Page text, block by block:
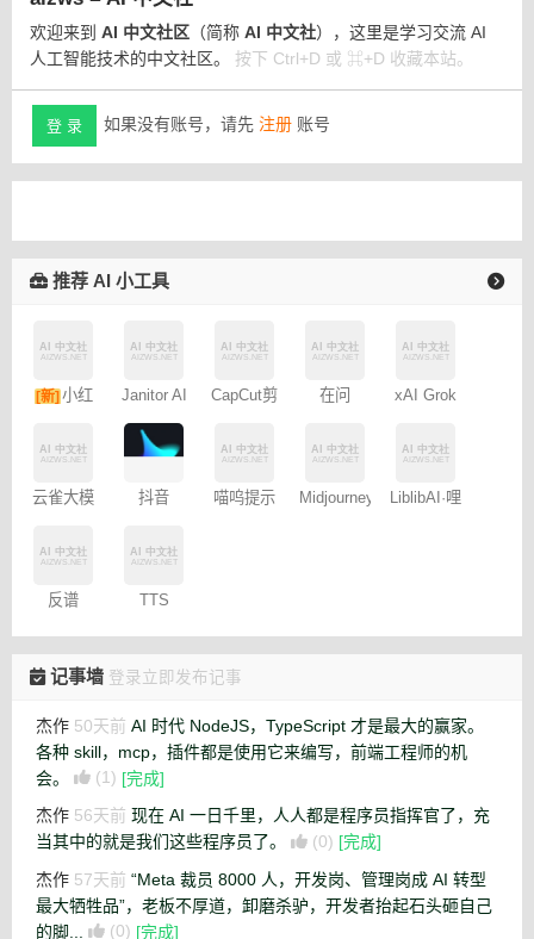
欢迎来到 AI 中文社区 （简称 AI 中文社），这里是学习交流 AI
人工智能技术的中文社区。 按下 Ctrl+D 或 ⌘+D 收藏本站。
登 录 如果没有账号，请先 注册 账号
推荐 AI 小工具
[新] 小红
记
角色扮演
聊天
CapCut剪
在问 xAI Grok
云雀大模
抖音
– 免费
喵呜提示
提示词
LiblibAI·哩
反谱
TTS
记事墙 登录立即发布记事
杰作 50天前 AI 时代 NodeJS，TypeScript 才是最大的赢家。
各种 skill，mcp，插件都是使用它来编写，前端工程师的机
会。
(1) [完成]
杰作 56天前 现在 AI 一日千里，人人都是程序员指挥官了，充
当其中的就是我们这些程序员了。
(0) [完成]
杰作 57天前 “Meta 裁员 8000 人，开发岗、管理岗成 AI 转型
最大牺牲品”，老板不厚道，卸磨杀驴，开发者抬起石头砸自己
的脚...
(0) [完成]